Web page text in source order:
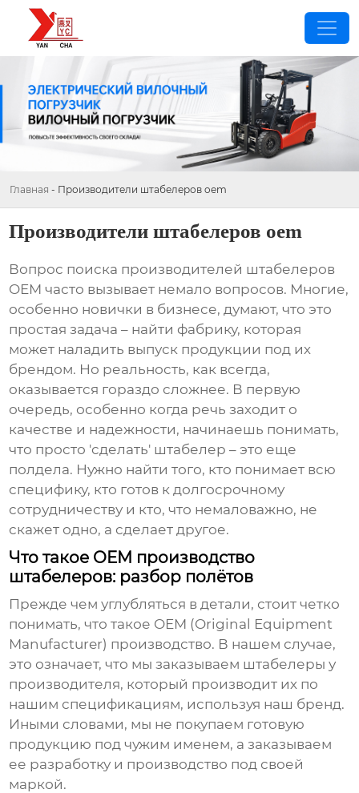
Главная - Производители штабелеров oem
Производители штабелеров oem
Вопрос поиска производителей штабелеров
OEM часто вызывает немало вопросов. Многие,
особенно новички в бизнесе, думают, что это
простая задача – найти фабрику, которая
может наладить выпуск продукции под их
брендом. Но реальность, как всегда,
оказывается гораздо сложнее. В первую
очередь, особенно когда речь заходит о
качестве и надежности, начинаешь понимать,
что просто 'сделать' штабелер – это еще
полдела. Нужно найти того, кто понимает всю
специфику, кто готов к долгосрочному
сотрудничеству и кто, что немаловажно, не
скажет одно, а сделает другое.
Что такое OEM производство
штабелеров: разбор полётов
Прежде чем углубляться в детали, стоит четко
понимать, что такое OEM (Original Equipment
Manufacturer) производство. В нашем случае,
это означает, что мы заказываем штабелеры у
производителя, который производит их по
нашим спецификациям, используя наш бренд.
Иными словами, мы не покупаем готовую
продукцию под чужим именем, а заказываем
ее разработку и производство под своей
маркой.